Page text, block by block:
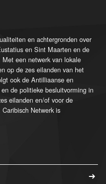
en achtergronden over
en Sint Maarten en de
een netwerk van lokale
op de zes eilanden van het
ook de Antilliaanse en
de politieke besluitvorming in
eilanden en/of voor de
Netwerk is